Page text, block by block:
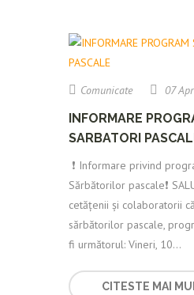
Comunicate 07
INFORMARE
SARBATORI
❗️ Informare privind
Sărbătorilor pascale❗️
cetățenii și colaboratorii
sărbătorilor pascale,
fi următorul: Vineri, 10...
CITESTE MAI